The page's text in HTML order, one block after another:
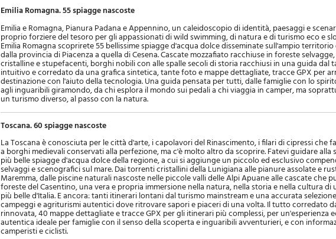
Emilia Romagna. 55 spiagge nascoste
Emilia e Romagna, Pianura Padana e Appennino, un caleidoscopio di identità, paesaggi e
proprio forziere del tesoro per gli appassionati di wild swimming, di natura e di turismo eco e
Emilia Romagna scoprirete 55 bellissime spiagge d'acqua dolce disseminate sull'ampio
dalla provincia di Piacenza a quella di Cesena. Cascate mozzafiato racchiuse in foreste
cristalline e stupefacenti, borghi nobili con alle spalle secoli di storia racchiusi in una guida dal
intuitivo e corredato da una grafica sintetica, tante foto e mappe dettagliate, tracce GPX per
destinazione con l'aiuto della tecnologia. Una guida pensata per tutti, dalle famiglie con lo
agli inguaribili giramondo, da chi esplora il mondo sui pedali a chi viaggia in camper, ma
un turismo diverso, al passo con la natura.
Toscana. 60 spiagge nascoste
La Toscana è conosciuta per le città d'arte, i capolavori del Rinascimento, i filari di cipressi che
a borghi medievali conservati alla perfezione, ma c'è molto altro da scoprire. Fatevi guidare alla
più belle spiagge d'acqua dolce della regione, a cui si aggiunge un piccolo ed esclusivo
selvaggi e scenografici sul mare. Dai torrenti cristallini della Lunigiana alle pianure assolate e
Maremma, dalle piscine naturali nascoste nelle piccole valli delle Alpi Apuane alle cascate che
foreste del Casentino, una vera e propria immersione nella natura, nella storia e nella cultura di
più belle d'Italia. E ancora: tanti itinerari lontani dal turismo mainstream e una accurata
campeggi e agriturismi autentici dove ritrovare sapori e piaceri di una volta. Il tutto corredato
rinnovata, 40 mappe dettagliate e tracce GPX per gli itinerari più complessi, per un'esperienza
autentica ideale per famiglie con il senso della scoperta e inguaribili avventurieri, e con
camperisti e ciclisti.